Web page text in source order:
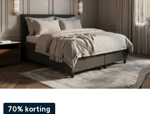
70% korting